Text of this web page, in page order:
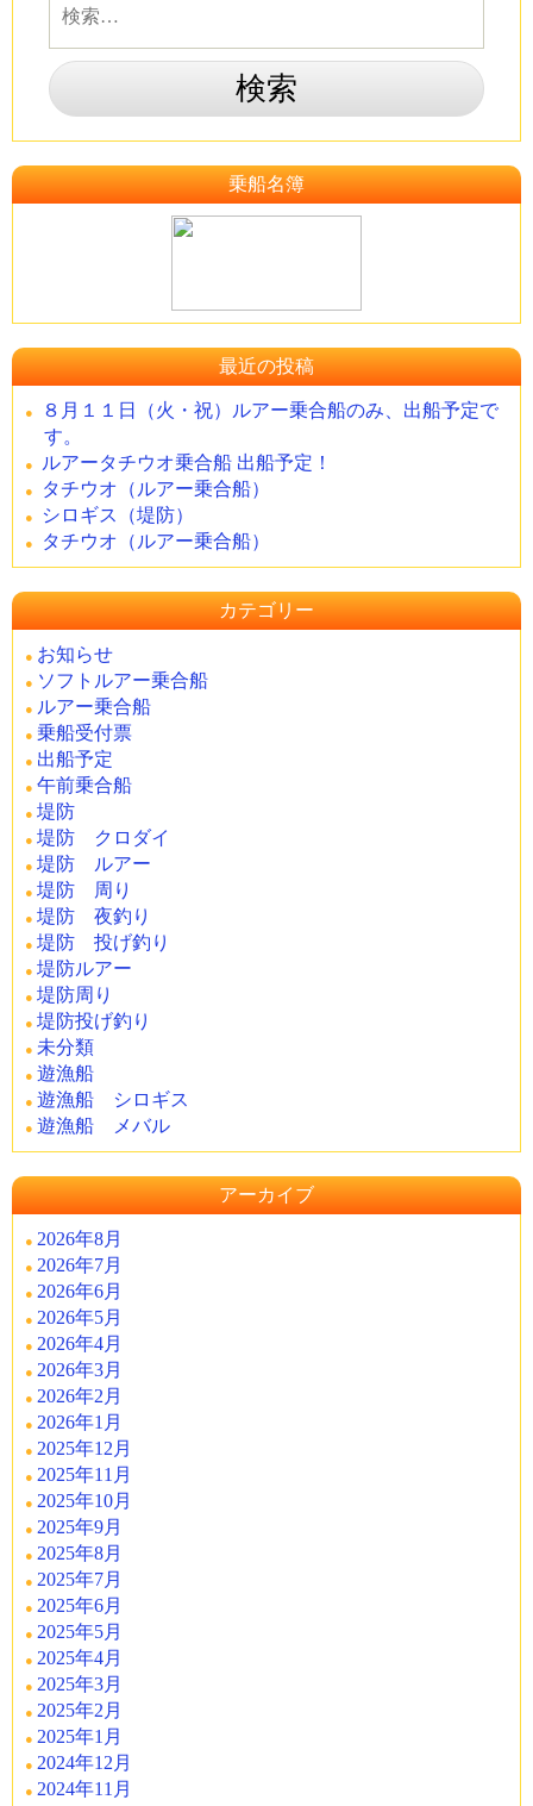
乗船名簿
最近の投稿
８月１１日（火・祝）ルアー乗合船のみ、出船予定で
す。
ルアータチウオ乗合船 出船予定！
タチウオ（ルアー乗合船）
シロギス（堤防）
タチウオ（ルアー乗合船）
カテゴリー
お知らせ
ソフトルアー乗合船
ルアー乗合船
乗船受付票
出船予定
午前乗合船
堤防
堤防 クロダイ
堤防 ルアー
堤防 周り
堤防 夜釣り
堤防 投げ釣り
堤防ルアー
堤防周り
堤防投げ釣り
未分類
遊漁船
遊漁船 シロギス
遊漁船 メバル
アーカイブ
2026年8月
2026年7月
2026年6月
2026年5月
2026年4月
2026年3月
2026年2月
2026年1月
2025年12月
2025年11月
2025年10月
2025年9月
2025年8月
2025年7月
2025年6月
2025年5月
2025年4月
2025年3月
2025年2月
2025年1月
2024年12月
2024年11月